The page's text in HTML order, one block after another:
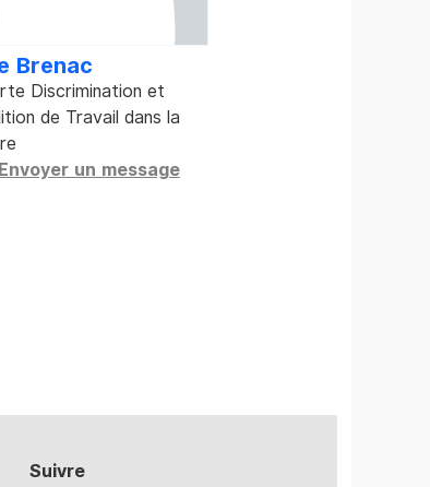
Brenac
Discrimination et
de Travail dans la
Envoyer un message
Suivre